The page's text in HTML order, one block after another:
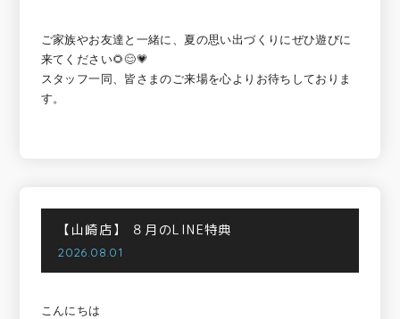
ご家族やお友達と一緒に、夏の思い出づくりにぜひ遊びに
来てください🌻😊💗
スタッフ一同、皆さまのご来場を心よりお待ちしておりま
す。
【山崎店】 ８月のLINE特典
2026.08.01
こんにちは